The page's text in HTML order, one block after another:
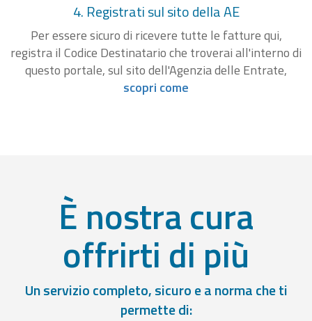
4. Registrati sul sito della AE
Per essere sicuro di ricevere tutte le fatture qui,
registra il Codice Destinatario che troverai all'interno di
questo portale, sul sito dell'Agenzia delle Entrate,
scopri come
È nostra cura
offrirti di più
Un servizio completo, sicuro e a norma che ti
permette di: